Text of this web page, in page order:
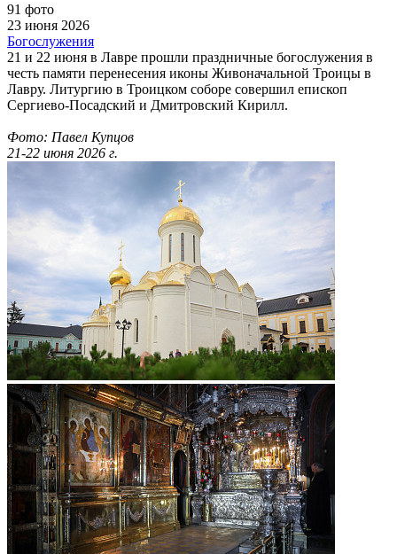
91 фото
23 июня 2026
Богослужения
21 и 22 июня в Лавре прошли праздничные богослужения в
честь памяти перенесения иконы Живоначальной Троицы в
Лавру. Литургию в Троицком соборе совершил епископ
Сергиево-Посадский и Дмитровский Кирилл.
Фото: Павел Купцов
21-22 июня 2026 г.